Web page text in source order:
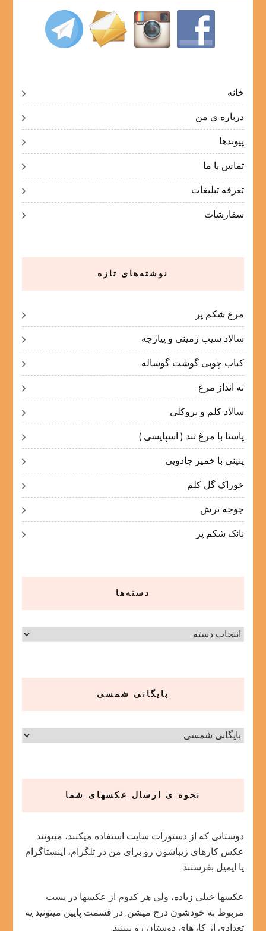
خانه
درباره ی من
پیوندها
تماس با ما
تعرفه تبلیغات
سفارشات
نوشته‌های تازه
مرغ شکم پر
سالاد سیب زمینی و پیازچه
کباب چوبی گوشت گوساله
ته انداز مرغ
سالاد کلم و بروکلی
پاستا با مرغ تند ( اسپایسی )
پنینی با خمیر جادویی
خوراک گل کلم
جوجه ترش
نانک شکم پر
دسته‌ها
دسته‌ها
بایگانی شمسی
نحوه ی ارسال عکسهای شما
دوستانی که از دستورات سایت استفاده میکنند، میتونند
عکس کارهای زیباشون رو برای من در تلگرام، اینستاگرام
یا ایمیل بفرستند.
عکسها خیلی زیاده، ولی هر کدوم از عکسها در پست
مربوط به خودشون درج میشن. در قسمت پایین میتونید یه
تعدادی از کارهای دوستان رو ببینید.